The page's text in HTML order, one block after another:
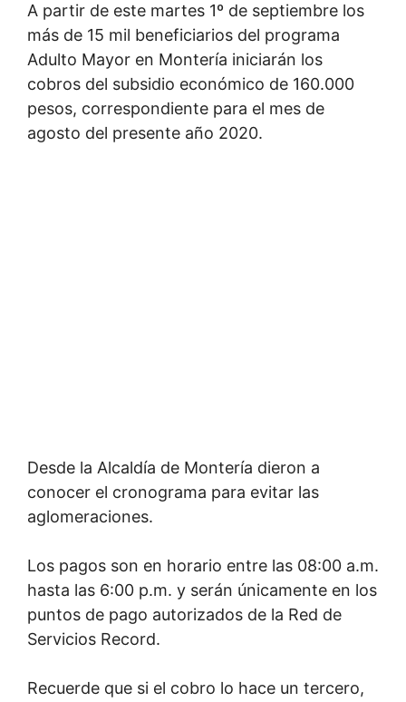
A partir de este martes 1º de septiembre los
más de 15 mil beneficiarios del programa
Adulto Mayor en Montería iniciarán los
cobros del subsidio económico de 160.000
pesos, correspondiente para el mes de
agosto del presente año 2020.
Desde la Alcaldía de Montería dieron a
conocer el cronograma para evitar las
aglomeraciones.
Los pagos son en horario entre las 08:00 a.m.
hasta las 6:00 p.m. y serán únicamente en los
puntos de pago autorizados de la Red de
Servicios Record.
Recuerde que si el cobro lo hace un tercero,